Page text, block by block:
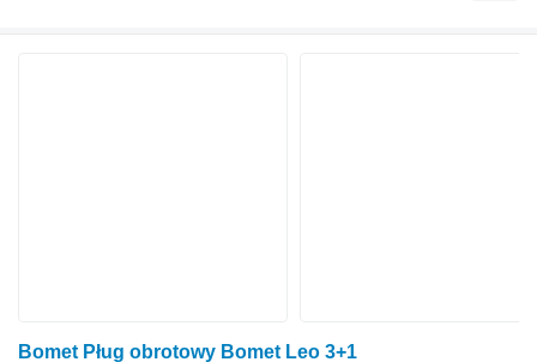
Bomet Pług obrotowy Bomet Leo 3+1